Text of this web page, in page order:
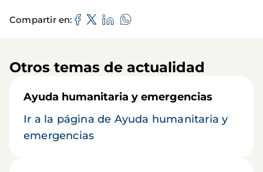
Compartir en
Otros temas de actualidad
Ayuda humanitaria y emergencias
Ir a la página de Ayuda humanitaria y
emergencias